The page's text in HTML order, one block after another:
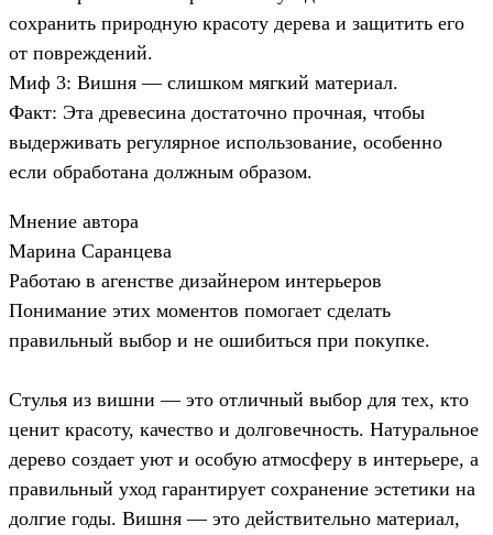
сохранить природную красоту дерева и защитить его
от повреждений.
Миф 3: Вишня — слишком мягкий материал.
Факт: Эта древесина достаточно прочная, чтобы
выдерживать регулярное использование, особенно
если обработана должным образом.
Мнение автора
Марина Саранцева
Работаю в агенстве дизайнером интерьеров
Понимание этих моментов помогает сделать
правильный выбор и не ошибиться при покупке.
Стулья из вишни — это отличный выбор для тех, кто
ценит красоту, качество и долговечность. Натуральное
дерево создает уют и особую атмосферу в интерьере, а
правильный уход гарантирует сохранение эстетики на
долгие годы. Вишня — это действительно материал,